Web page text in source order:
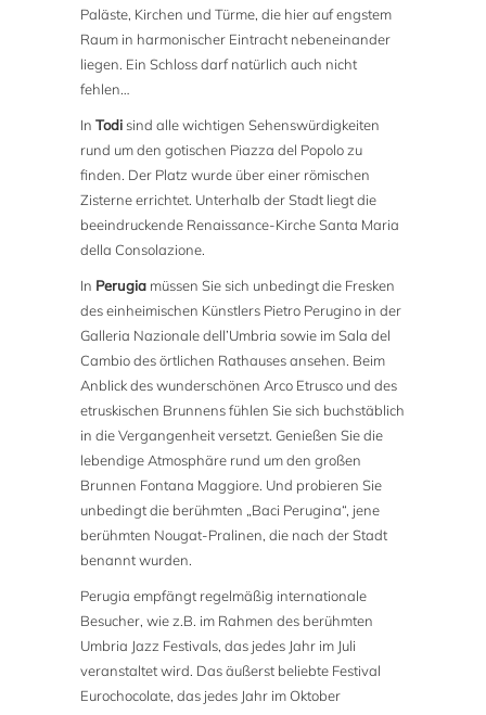
Paläste, Kirchen und Türme, die hier auf engstem
Raum in harmonischer Eintracht nebeneinander
liegen. Ein Schloss darf natürlich auch nicht
fehlen…
InTodi sind alle wichtigen Sehenswürdigkeiten
rund um den gotischen Piazza del Popolo zu
finden. Der Platz wurde über einer römischen
Zisterne errichtet. Unterhalb der Stadt liegt die
beeindruckende Renaissance-Kirche Santa Maria
della Consolazione.
In Perugia müssen Sie sich unbedingt die Fresken
des einheimischen Künstlers Pietro Perugino in der
Galleria Nazionale dell’Umbria sowie im Sala del
Cambio des örtlichen Rathauses ansehen. Beim
Anblick des wunderschönen Arco Etrusco und des
etruskischen Brunnens fühlen Sie sich buchstäblich
in die Vergangenheit versetzt. Genießen Sie die
lebendige Atmosphäre rund um den großen
Brunnen Fontana Maggiore. Und probieren Sie
unbedingt die berühmten „Baci Perugina“, jene
berühmten Nougat-Pralinen, die nach der Stadt
benannt wurden.
Perugia empfängt regelmäßig internationale
Besucher, wie z.B. im Rahmen des berühmten
Umbria Jazz Festivals, das jedes Jahr im Juli
veranstaltet wird. Das äußerst beliebte Festival
Eurochocolate, das jedes Jahr im Oktober